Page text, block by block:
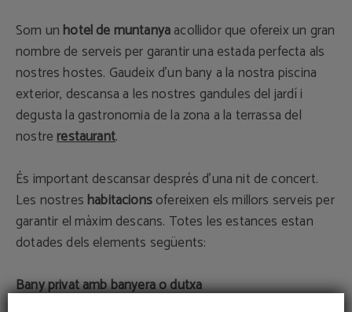
Som unhotel de muntanyaacollidor que ofereix un gran
nombre de serveis per garantir una estada perfecta als
nostres hostes. Gaudeix d'un bany a la nostra piscina
exterior, descansa a les nostres gandules del jardí i
degusta la gastronomia de la zona a la terrassa del
nostrerestaurant.
És important descansar després d’una nit de concert.
Les nostres habitacionsofereixen els millors serveis per
garantir el màxim descans. Totes les estances estan
dotades dels elements següents:
Bany privat amb banyera o dutxa